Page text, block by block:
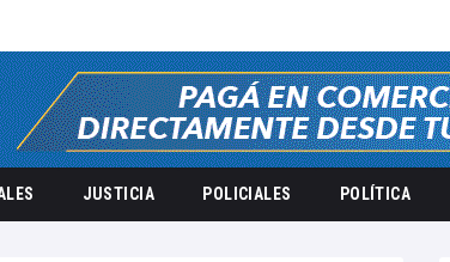
JUSTICIA POLICIALES POLÍTICA